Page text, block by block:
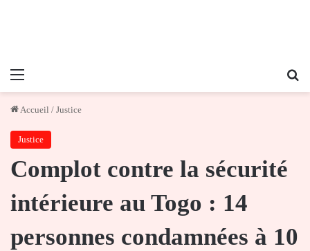
Menu
Accueil / Justice
Justice
Complot contre la sécurité
intérieure au Togo : 14
personnes condamnées à 10